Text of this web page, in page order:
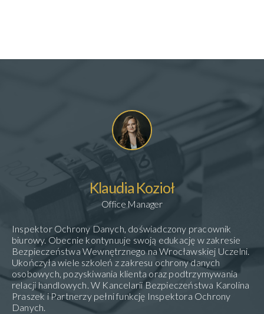
Klaudia Kozioł
Office Manager
Inspektor Ochrony Danych, doświadczony pracownik
biurowy. Obecnie kontynuuje swoją edukację w zakresie
Bezpieczeństwa Wewnętrznego na Wrocławskiej Uczelni.
Ukończyła wiele szkoleń z zakresu ochrony danych
osobowych, pozyskiwania klienta oraz podtrzymywania
relacji handlowych. W Kancelarii Bezpieczeństwa Karolina
Praszek i Partnerzy pełni funkcję Inspektora Ochrony
Danych.